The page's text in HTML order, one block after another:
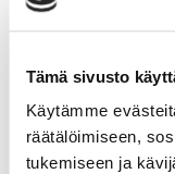
Tämä sivusto
Käytämme
räätälöimiseen,
tukemiseen ja